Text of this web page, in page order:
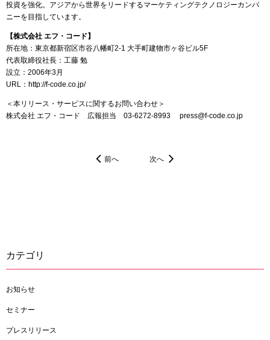
投資を強化。アジアから世界をリードするマーケティングテクノロジーカンパ
ニーを目指しています。
【株式会社 エフ・コード】
所在地：東京都新宿区市谷八幡町2-1 大手町建物市ヶ谷ビル5F
代表取締役社長：工藤 勉
設立：2006年3月
URL：http://f-code.co.jp/
＜本リリース・サービスに関するお問い合わせ＞
株式会社 エフ・コード 広報担当 03-6272-8993 press@f-code.co.jp
前へ 次へ
カテゴリ
お知らせ
セミナー
プレスリリース